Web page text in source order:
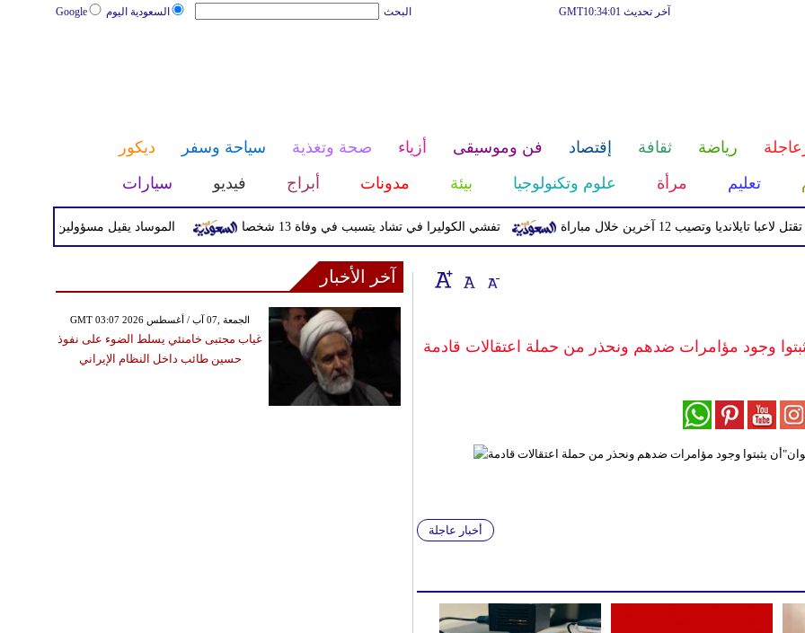
السعودية اليوم Google البحث آخر تحديث GMT10:34:01
رياضة ثقافة إقتصاد فن وموسيقى أزياء صحة وتغذية سياحة وسفر
ديكور
تعليم مرأة علوم وتكنولوجيا بيئة مدونات أبراج فيديو سيارات
الموساد يقيل مسؤولين بارزين بعد تعثر تفشي الكوليرا في تشاد يتسبب في وفاة 13 شخصا وتصيب 12 آخرين خلال مباراة
وجود مؤامرات ضدهم ونحذر من حملة اعتقالات قادمة
أخبار عاجلة
آخر الأخبار
GMT 03:07 2026 الجمعة ,07 آب / أغسطس
غياب مجتبى خامنئي يسلط الضوء على نفوذ
حسين طائب داخل النظام الإيراني